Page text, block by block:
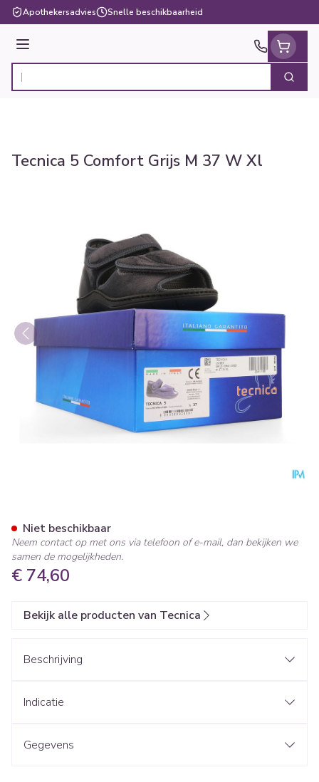
Ga naar de inhoud
Apothekersadvies Snelle beschikbaarheid
Menu
Product, merk, categorie... Zoek
Tecnica 5 Comfort Grijs M 37 W Xl
€ 74,60
Niet beschikbaar
Neem contact op met ons via telefoon of e-mail, dan bekijken we
samen de mogelijkheden.
Bekijk alle producten van Tecnica
Beschrijving
Indicatie
Gegevens